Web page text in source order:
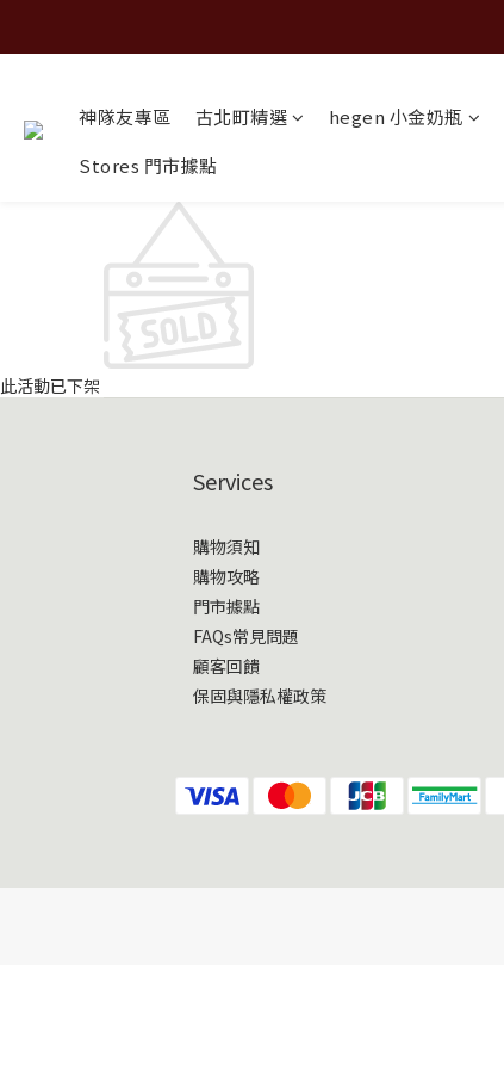
神隊友專區 古北町精選 hegen 小金奶瓶
Stores 門市據點
此活動已下架
Services
購物須知
購物攻略
門市據點
FAQs常見問題
顧客回饋
保固與隱私權政策